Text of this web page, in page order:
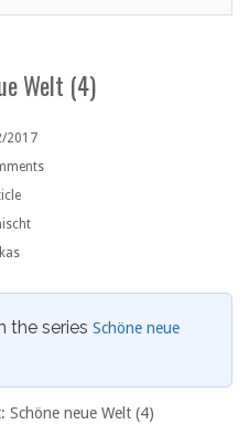
Welt (4)
2017
the series Schöne neue
Schöne neue Welt (4)